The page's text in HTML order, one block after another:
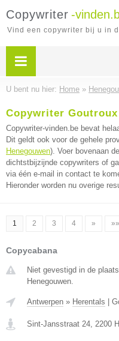
Copywriter -
Vind een copywriter bij u in
U bent nu hier: Home »
Copywriter Goutroux
Copywriter-vinden.be bevat
Dit geldt ook voor de gehele
Henegouwen). Voer bovenaan
dichtstbijzijnde copywriters of
via één e-mail in contact te
Hieronder worden nu overige
1 2 3 4 » »»
Copycabana
Niet gevestigd in de
Henegouwen.
Antwerpen » Herentals
Sint-Jansstraat 24, 2200